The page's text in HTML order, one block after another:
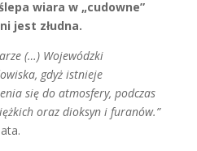
wiara w „cudowne”
jest złudna.
(…) Wojewódzki
gdyż istnieje
się do atmosfery, podczas
oraz dioksyn i furanów.”